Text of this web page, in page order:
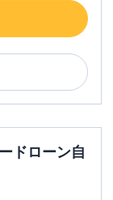
ドローン自